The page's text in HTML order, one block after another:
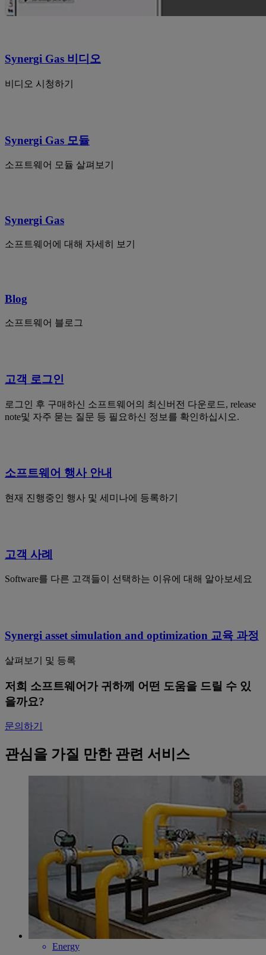
Synergi Gas 비디오
비디오 시청하기
Synergi Gas 모듈
소프트웨어 모듈 살펴보기
Synergi Gas
소프트웨어에 대해 자세히 보기
Blog
소프트웨어 블로그
고객 로그인
로그인 후 구매하신 소프트웨어의 최신버전 다운로드, release
note및 자주 묻는 질문 등 필요하신 정보를 확인하십시오.
소프트웨어 행사 안내
현재 진행중인 행사 및 세미나에 등록하기
고객 사례
Software를 다른 고객들이 선택하는 이유에 대해 알아보세요
Synergi asset simulation and optimization 교육 과정
살펴보기 및 등록
저희 소프트웨어가 귀하께 어떤 도움을 드릴 수 있
을까요?
문의하기
관심을 가질 만한 관련 서비스
Energy